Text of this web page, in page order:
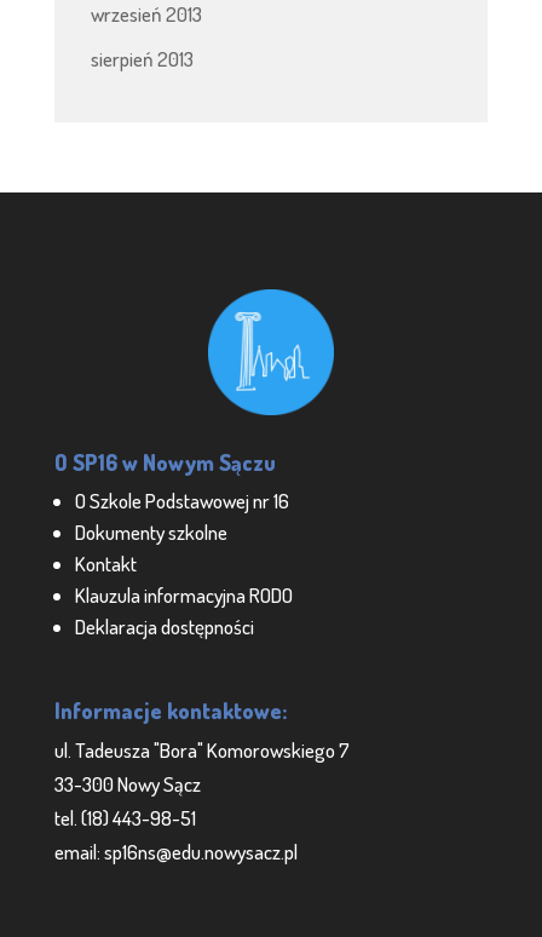
wrzesień 2013
sierpień 2013
O SP16 w Nowym Sączu
O Szkole Podstawowej nr 16
Dokumenty szkolne
Kontakt
Klauzula informacyjna RODO
Deklaracja dostępności
Informacje kontaktowe:
ul. Tadeusza "Bora" Komorowskiego 7
33-300 Nowy Sącz
tel. (18) 443-98-51
email: sp16ns@edu.nowysacz.pl